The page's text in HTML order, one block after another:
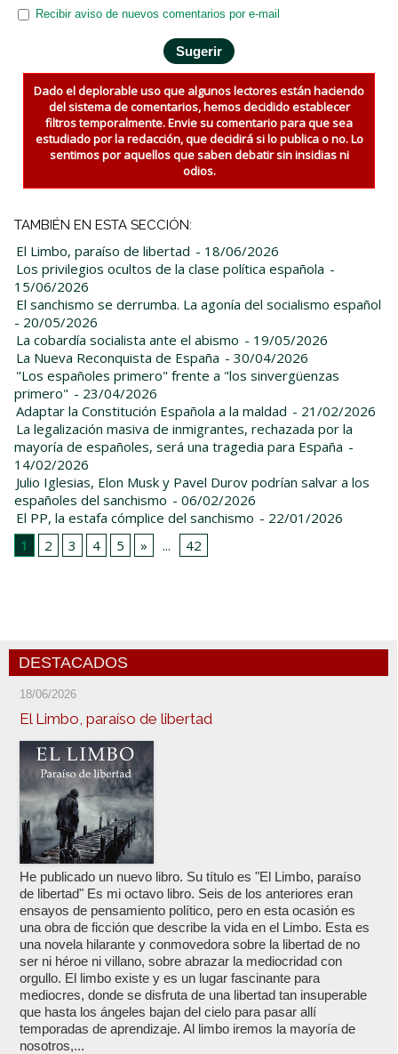
Recibir aviso de nuevos comentarios por e-mail
Dado el deplorable uso que algunos lectores están haciendo
del sistema de comentarios, hemos decidido establecer
filtros temporalmente. Envie su comentario para que sea
estudiado por la redacción, que decidirá si lo publica o no. Lo
sentimos por aquellos que saben debatir sin insidias ni
odios.
TAMBIÉN EN ESTA SECCIÓN:
El Limbo, paraíso de libertad - 18/06/2026
Los privilegios ocultos de la clase política española -
15/06/2026
El sanchismo se derrumba. La agonía del socialismo español
- 20/05/2026
La cobardía socialista ante el abismo - 19/05/2026
La Nueva Reconquista de España - 30/04/2026
"Los españoles primero" frente a "los sinvergüenzas
primero" - 23/04/2026
Adaptar la Constitución Española a la maldad - 21/02/2026
La legalización masiva de inmigrantes, rechazada por la
mayoría de españoles, será una tragedia para España -
14/02/2026
Julio Iglesias, Elon Musk y Pavel Durov podrían salvar a los
españoles del sanchismo - 06/02/2026
El PP, la estafa cómplice del sanchismo - 22/01/2026
1
2 3 4 5 » ... 42
DESTACADOS
18/06/2026
El Limbo, paraíso de libertad
He publicado un nuevo libro. Su título es "El Limbo, paraíso
de libertad" Es mi octavo libro. Seis de los anteriores eran
ensayos de pensamiento político, pero en esta ocasión es
una obra de ficción que describe la vida en el Limbo. Esta es
una novela hilarante y conmovedora sobre la libertad de no
ser ni héroe ni villano, sobre abrazar la mediocridad con
orgullo. El limbo existe y es un lugar fascinante para
mediocres, donde se disfruta de una libertad tan insuperable
que hasta los ángeles bajan del cielo para pasar allí
temporadas de aprendizaje. Al limbo iremos la mayoría de
nosotros,...